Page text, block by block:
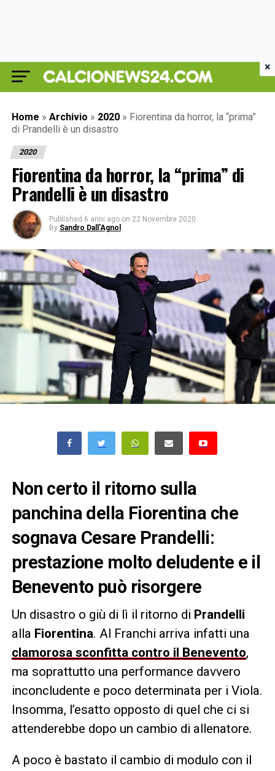
Home » Archivio » 2020 » Fiorentina da horror, la “prima”
di Prandelli è un disastro
2020
Fiorentina da horror, la “prima” di
Prandelli è un disastro
Published 6 anni ago on 22 Novembre 2020
By Sandro Dall'Agnol
Non certo il ritorno sulla
panchina della Fiorentina che
sognava Cesare Prandelli:
prestazione molto deludente e il
Benevento può risorgere
Un disastro o giù di lì il ritorno di Prandelli
alla Fiorentina. Al Franchi arriva infatti una
clamorosa sconfitta contro il Benevento,
ma soprattutto una performance davvero
inconcludente e poco determinata per i Viola.
Insomma, l’esatto opposto di quel che ci si
attenderebbe dopo un cambio di allenatore.
A poco è bastato il cambio di modulo con il
×